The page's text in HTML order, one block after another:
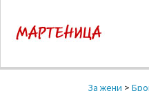
За жени >